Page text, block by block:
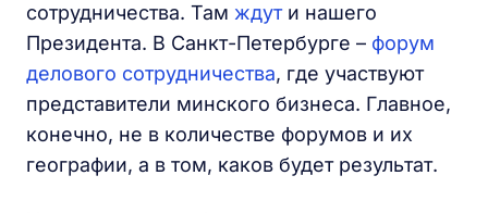
сотрудничества. Там ждути нашего
Президента. В Санкт-Петербурге – форум
делового сотрудничества, где участвуют
представители минского бизнеса. Главное,
конечно, не в количестве форумов и их
географии, а в том, каков будет результат.